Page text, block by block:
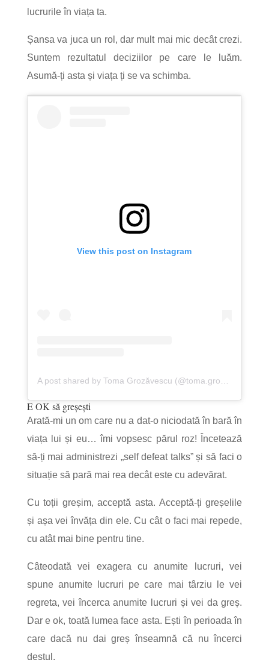
lucrurile în viața ta.
Șansa va juca un rol, dar mult mai mic decât crezi.
Suntem rezultatul deciziilor pe care le luăm.
Asumă-ți asta și viața ți se va schimba.
View this post on Instagram
E OK să greșești
Arată-mi un om care nu a dat-o niciodată în bară în
viața lui și eu… îmi vopsesc părul roz! Încetează
să-ți mai administrezi „self defeat talks” și să faci o
situație să pară mai rea decât este cu adevărat.
Cu toții greșim, acceptă asta. Acceptă-ți greșelile
și așa vei învăța din ele. Cu cât o faci mai repede,
cu atât mai bine pentru tine.
Câteodată vei exagera cu anumite lucruri, vei
spune anumite lucruri pe care mai târziu le vei
regreta, vei încerca anumite lucruri și vei da greș.
Dar e ok, toată lumea face asta. Ești în perioada în
care dacă nu dai greș înseamnă că nu încerci
destul.